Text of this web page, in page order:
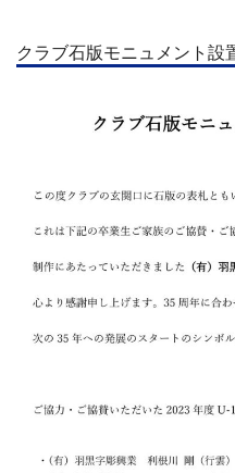
クラブ石版モニュメント設